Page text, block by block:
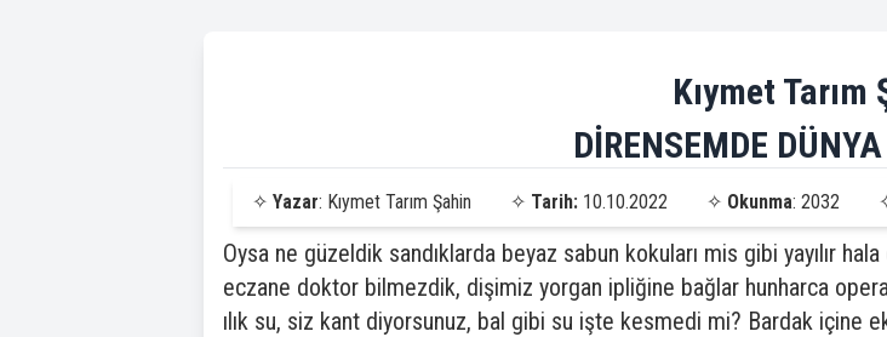
Kıymet Tarım
DİRENSEMDE
✧ Yazar: Kıymet Tarım Şahin ✧ Tarih: 10.10.2022 ✧ Okunma: 2032
Oysa ne güzeldik sandıklarda beyaz sabun kokuları mis gibi yayılır
eczane doktor bilmezdik, dişimiz yorgan ipliğine bağlar hunharca
ılık su, siz kant diyorsunuz, bal gibi su işte kesmedi mi? Bardak